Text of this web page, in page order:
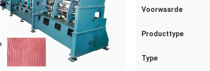
Voorwaarde
Producttype
Type